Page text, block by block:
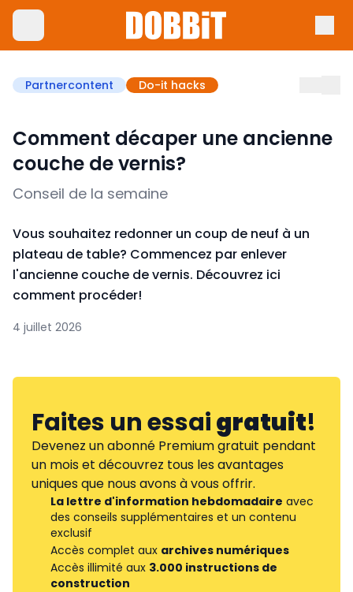
Partnercontent Do-it hacks
Comment décaper une ancienne
couche de vernis?
Conseil de la semaine
Vous souhaitez redonner un coup de neuf à un
plateau de table? Commencez par enlever
l'ancienne couche de vernis. Découvrez ici
comment procéder!
4 juillet 2026
Faites un essaigratuit!
Devenez un abonné Premium gratuit pendant
un mois et découvrez tous les avantages
uniques que nous avons à vous offrir.
La lettre d'information hebdomadaire avec
des conseils supplémentaires et un contenu
exclusif
Accès complet aux archives numériques
Accès illimité aux 3.000 instructions de
construction